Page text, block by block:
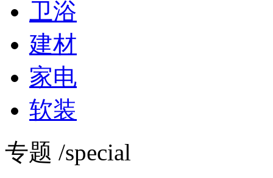
卫浴
建材
家电
软装
专题 /special